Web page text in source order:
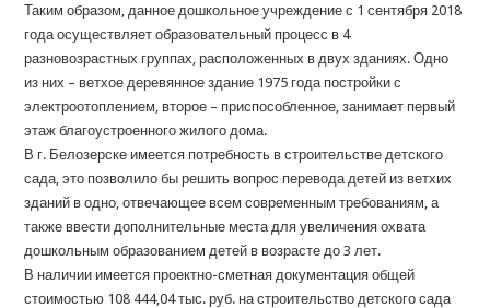
Таким образом, данное дошкольное учреждение с 1 сентября 2018
года осуществляет образовательный процесс в 4
разновозрастных группах, расположенных в двух зданиях. Одно
из них – ветхое деревянное здание 1975 года постройки с
электроотоплением, второе – приспособленное, занимает первый
этаж благоустроенного жилого дома.
В г. Белозерске имеется потребность в строительстве детского
сада, это позволило бы решить вопрос перевода детей из ветхих
зданий в одно, отвечающее всем современным требованиям, а
также ввести дополнительные места для увеличения охвата
дошкольным образованием детей в возрасте до 3 лет.
В наличии имеется проектно-сметная документация общей
стоимостью 108 444,04 тыс. руб. на строительство детского сада